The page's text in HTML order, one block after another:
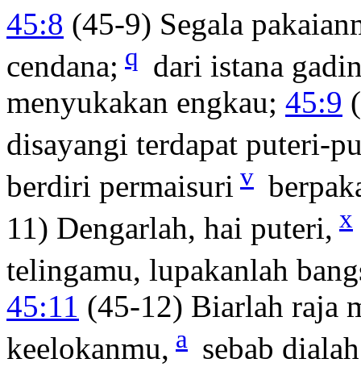
45:8 (45-9) Segala
cendana; q dari istana
menyukakan engkau; 45:9
disayangi terdapat puteri-
berdiri permaisuri v
11) Dengarlah, hai puteri, x
telingamu, lupakanlah
45:11 (45-12) Biarlah raja
keelokanmu, a sebab